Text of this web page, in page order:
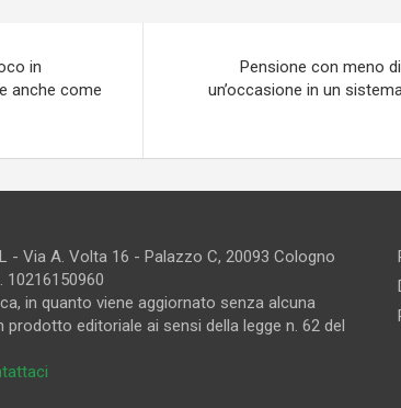
in
anche come
Pensione con meno
un’occasione in un
- Via A. Volta 16 - Palazzo C, 20093 Cologno
10216150960
in quanto viene aggiornato senza alcuna
editoriale ai sensi della legge n. 62 del